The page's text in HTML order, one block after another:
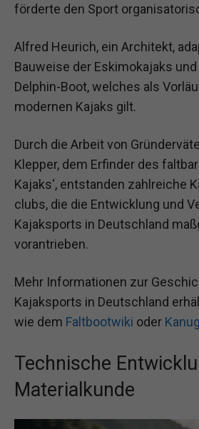
förderte den Sport
Alfred Heurich, ein Architekt,
Bauweise der Eskimokajaks
Delphin-Boot, welches als
modernen Kajaks gilt.
Durch die Arbeit von
Klepper, dem Erfinder des
Kajaks‘, entstanden zahlreiche
clubs, die die Entwicklung und
Kajaksports in Deutschland
vorantrieben.
Mehr Informationen zur
Kajaksports in Deutschland
wie dem Faltbootwiki oder
Technische
Materialkunde